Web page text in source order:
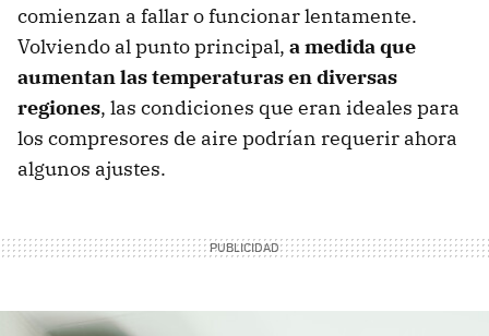
comienzan a fallar o funcionar lentamente.
Volviendo al punto principal, a medida que
aumentan las temperaturas en diversas
regiones, las condiciones que eran ideales para
los compresores de aire podrían requerir ahora
algunos ajustes.